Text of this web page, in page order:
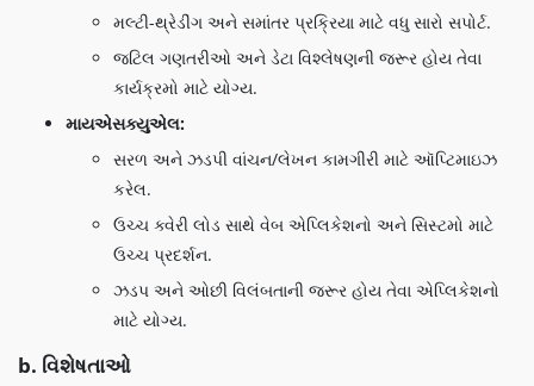
મલ્ટી-થ્રેડીંગ અને સમાંતર પ્રક્રિયા માટે વધુ સારો સપોર્ટ.
જટિલ ગણતરીઓ અને ડેટા વિશ્લેષણની જરૂર હોય તેવા
કાર્યક્રમો માટે યોગ્ય.
માયએસક્યુએલ:
સરળ અને ઝડપી વાંચન/લેખન કામગીરી માટે ઑપ્ટિમાઇઝ
કરેલ.
ઉચ્ચ ક્વેરી લોડ સાથે વેબ એપ્લિકેશનો અને સિસ્ટમો માટે
ઉચ્ચ પ્રદર્શન.
ઝડપ અને ઓછી વિલંબતાની જરૂર હોય તેવા એપ્લિકેશનો
માટે યોગ્ય.
b. વિશેષતાઓ